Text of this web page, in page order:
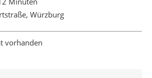
Würzburg
vorhanden